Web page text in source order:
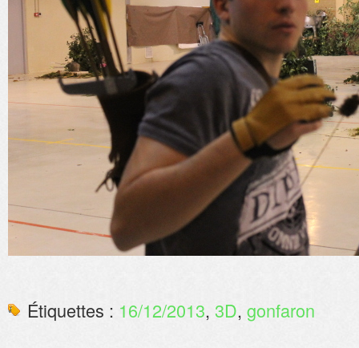
Étiquettes : 16/12/2013, 3D, gonfaron